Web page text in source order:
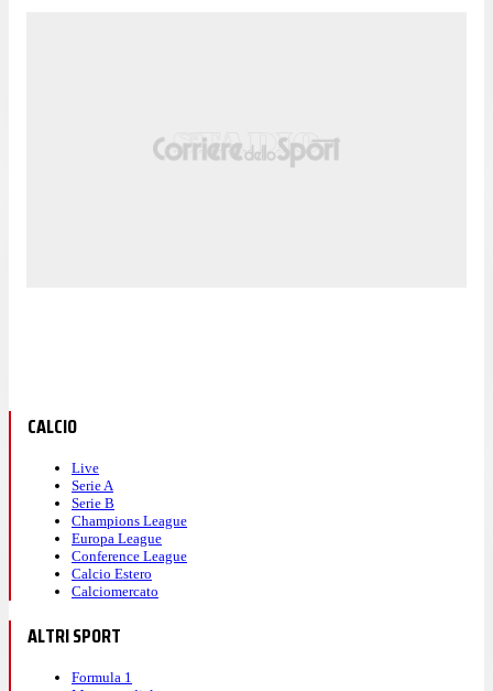
CALCIO
Live
Serie A
Serie B
Champions League
Europa League
Conference League
Calcio Estero
Calciomercato
ALTRI SPORT
Formula 1